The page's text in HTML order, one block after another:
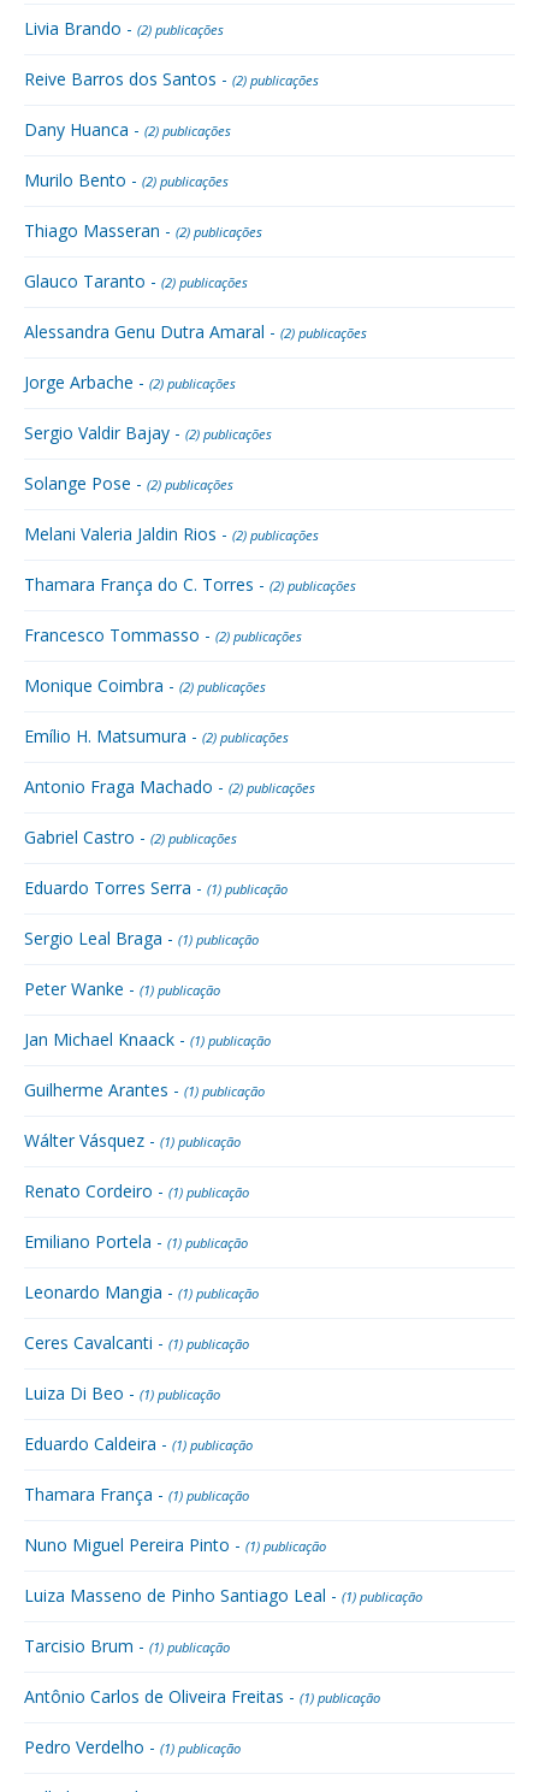
Livia Brando - (2) publicações
Reive Barros dos Santos - (2) publicações
Dany Huanca - (2) publicações
Murilo Bento - (2) publicações
Thiago Masseran - (2) publicações
Glauco Taranto - (2) publicações
Alessandra Genu Dutra Amaral - (2) publicações
Jorge Arbache - (2) publicações
Sergio Valdir Bajay - (2) publicações
Solange Pose - (2) publicações
Melani Valeria Jaldin Rios - (2) publicações
Thamara França do C. Torres - (2) publicações
Francesco Tommasso - (2) publicações
Monique Coimbra - (2) publicações
Emílio H. Matsumura - (2) publicações
Antonio Fraga Machado - (2) publicações
Gabriel Castro - (2) publicações
Eduardo Torres Serra - (1) publicação
Sergio Leal Braga - (1) publicação
Peter Wanke - (1) publicação
Jan Michael Knaack - (1) publicação
Guilherme Arantes - (1) publicação
Wálter Vásquez - (1) publicação
Renato Cordeiro - (1) publicação
Emiliano Portela - (1) publicação
Leonardo Mangia - (1) publicação
Ceres Cavalcanti - (1) publicação
Luiza Di Beo - (1) publicação
Eduardo Caldeira - (1) publicação
Thamara França - (1) publicação
Nuno Miguel Pereira Pinto - (1) publicação
Luiza Masseno de Pinho Santiago Leal - (1) publicação
Tarcisio Brum - (1) publicação
Antônio Carlos de Oliveira Freitas - (1) publicação
Pedro Verdelho - (1) publicação